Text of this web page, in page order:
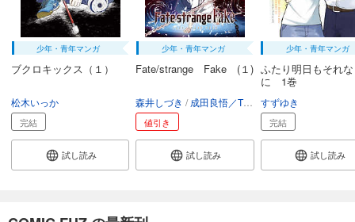
少年・青年マンガ
ブクロキックス（１）
松木いっか
完結
試し読み
少年・青年マンガ
Fate/strange Fake (１)
森井しづき 成田良悟／TYPE-MOON
値引き
試し読み
少年・青年マンガ
ふたり明日もそれ
に 1巻
すずゆき
完結
試し読み